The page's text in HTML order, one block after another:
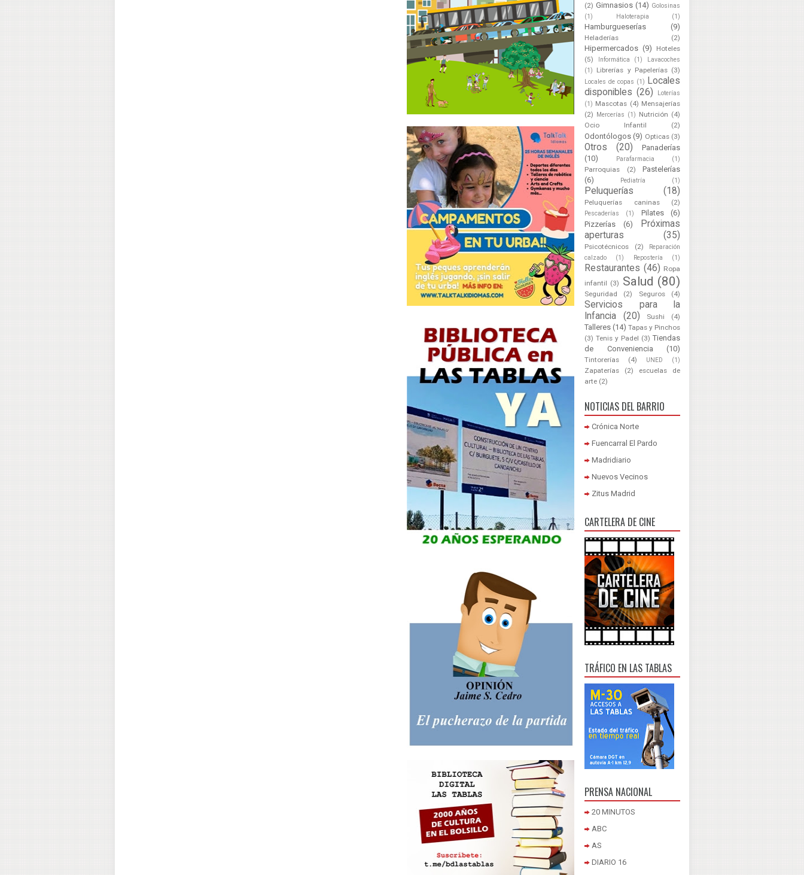
(2) Gimnasios (14) Golosinas
(1)
Haloterapia (1)
Hamburgueserías (9)
Heladerías (2)
Hipermercados (9)
Hoteles
(5)
Informática (1)
Lavacoches
(1)
Librerías y Papelerías (3)
Locales de copas (1)
Locales
disponibles (26)
Loterías
(1) Mascotas (4) Mensajerías
(2) Mercerías (1) Nutrición (4)
Ocio Infantil
(2)
Odontólogos (9) Opticas (3)
Otros (20)
Panaderías
(10)
Parafarmacia (1)
Parroquias (2)
Pastelerías
(6)
Pediatría (1)
Peluquerías (18)
Peluquerías caninas (2)
Pescaderías (1) Pilates
(6)
Pizzerías
(6)
Próximas
aperturas
(35)
Psicotécnicos (2)
Reparación
calzado
(1) Repostería (1)
Restaurantes (46) Ropa
infantil (3) Salud (80)
Seguridad (2) Seguros (4)
Servicios para la
Infancia
(20) Sushi (4)
Talleres (14) Tapas y Pinchos
(3) Tenis y Padel (3) Tiendas
de Conveniencia
(10)
Tintorerías (4) UNED (1)
Zapaterías (2)
escuelas de
arte (2)
NOTICIAS DEL BARRIO
Crónica Norte
Fuencarral El Pardo
Madridiario
Nuevos Vecinos
Zitus Madrid
CARTELERA DE CINE
TRÁFICO EN LAS TABLAS
PRENSA NACIONAL
20 MINUTOS
ABC
AS
DIARIO 16